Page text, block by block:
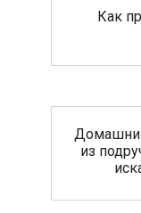
Как
из